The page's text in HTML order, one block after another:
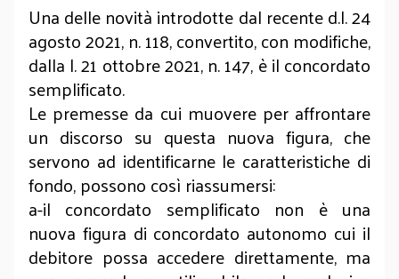
Una delle novità introdotte dal recente d.l. 24
agosto 2021, n. 118, convertito, con modifiche,
dalla l. 21 ottobre 2021, n. 147, è il concordato
semplificato.
Le premesse da cui muovere per affrontare
un discorso su questa nuova figura, che
servono ad identificarne le caratteristiche di
fondo, possono così riassumersi:
a-il concordato semplificato non è una
nuova figura di concordato autonomo cui il
debitore possa accedere direttamente, ma